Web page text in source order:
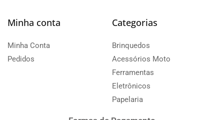
Minha conta
Minha Conta
Pedidos
Categorias
Brinquedos
Acessórios Moto
Ferramentas
Eletrônicos
Papelaria